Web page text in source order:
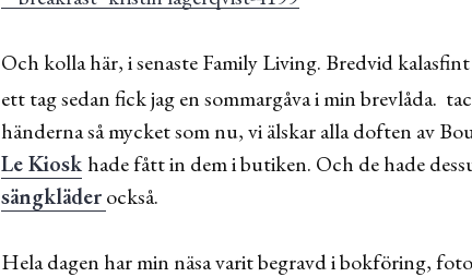
Och kolla här, i senaste Family Living. Bredvid
ett tag sedan fick jag en sommargåva i min brevlåda.
händerna så mycket som nu, vi älskar alla doften av
Le Kiosk hade fått in dem i butiken. Och de hade
sängkläderockså.
Hela dagen har min näsa varit begravd i bokföring,